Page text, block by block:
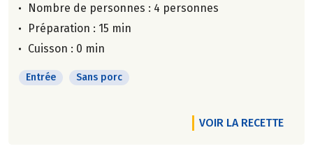
Nombre de personnes : 4 personnes
Préparation : 15 min
Cuisson : 0 min
Entrée Sans porc
VOIR LA RECETTE